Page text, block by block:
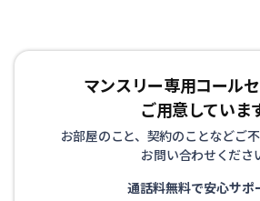
マンスリー専用コール
ご用意していま
お部屋のこと、契約のことなどご
お問い合わせくださ
通話料無料で安心サポ